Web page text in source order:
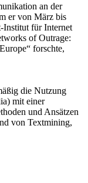
an der
er von März bis
Institut für Internet
of Outrage:
forschte,
die Nutzung
mit einer
und Ansätzen
von Textmining,